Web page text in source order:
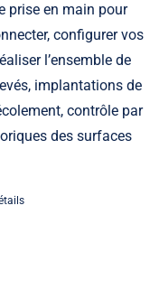
prise en main pour
configurer vos
l’ensemble de
implantations de
contrôle par
des surfaces